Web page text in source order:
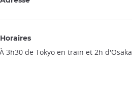
Horaires
À 3h30 de Tokyo en train et 2h d'Osaka